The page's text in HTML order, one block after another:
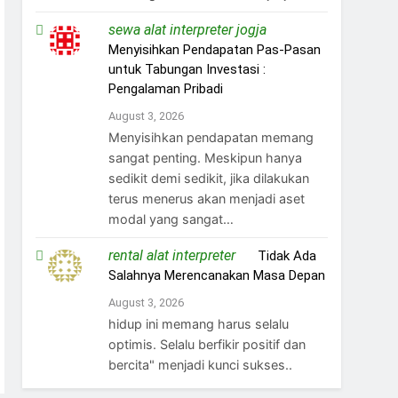
sewa alat interpreter jogjaon
Menyisihkan Pendapatan Pas-Pasan
untuk Tabungan Investasi :
Pengalaman Pribadi
August 3, 2026
Menyisihkan pendapatan memang
sangat penting. Meskipun hanya
sedikit demi sedikit, jika dilakukan
terus menerus akan menjadi aset
modal yang sangat…
rental alat interpreteron Tidak Ada
Salahnya Merencanakan Masa Depan
August 3, 2026
hidup ini memang harus selalu
optimis. Selalu berfikir positif dan
bercita" menjadi kunci sukses..